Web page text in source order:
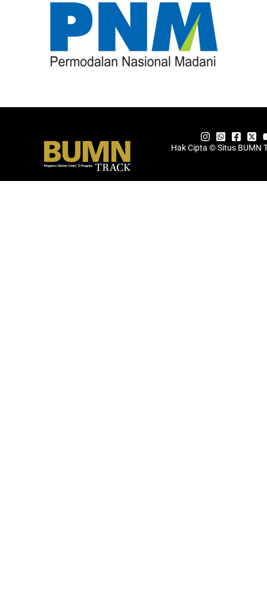
Hak Cipta © Situs BUMN